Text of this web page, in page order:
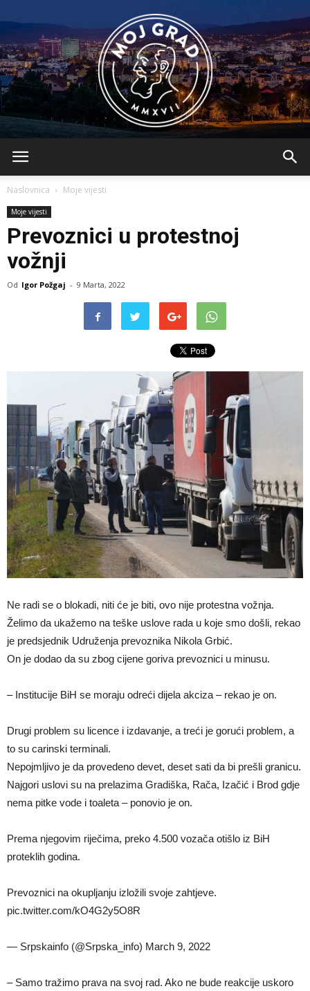
Naslovnica Moje vijesti
Moje vijesti
Prevoznici u protestnoj
vožnji
Od Igor Požgaj - 9 Marta, 2022
Ne radi se o blokadi, niti će je biti, ovo nije protestna vožnja.
Želimo da ukažemo na teške uslove rada u koje smo došli, rekao
je predsjednik Udruženja prevoznika Nikola Grbić.
On je dodao da su zbog cijene goriva prevoznici u minusu.
– Institucije BiH se moraju odreći dijela akciza – rekao je on.
Drugi problem su licence i izdavanje, a treći je gorući problem, a
to su carinski terminali.
Nepojmljivo je da provedeno devet, deset sati da bi prešli granicu.
Najgori uslovi su na prelazima Gradiška, Rača, Izačić i Brod gdje
nema pitke vode i toaleta – ponovio je on.
Prema njegovim riječima, preko 4.500 vozača otišlo iz BiH
proteklih godina.
Prevoznici na okupljanju izložili svoje zahtjeve.
pic.twitter.com/kO4G2y5O8R
— Srpskainfo (@Srpska_info) March 9, 2022
– Samo tražimo prava na svoj rad. Ako ne bude reakcije uskoro